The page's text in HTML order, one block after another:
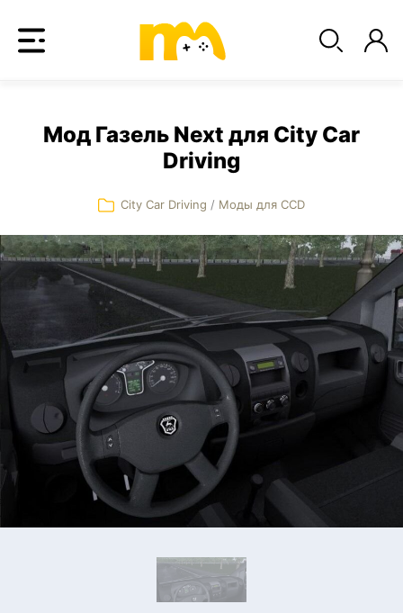
Мод Газель Next для City Car
Driving
City Car Driving / Моды для CCD